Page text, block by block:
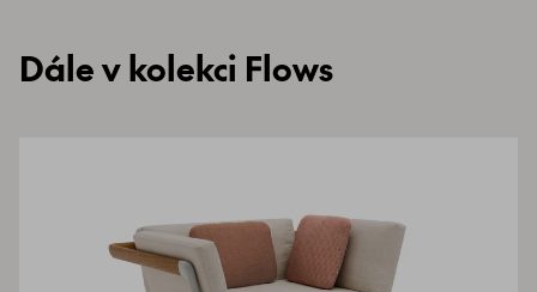
Dále v kolekci Flows